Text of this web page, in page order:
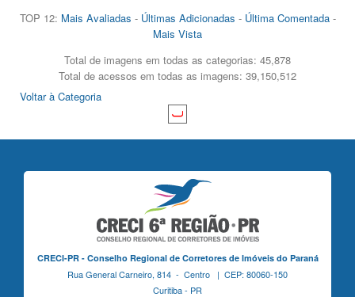
TOP 12: Mais Avaliadas - Últimas Adicionadas - Última Comentada-
Mais Vista
Total de imagens em todas as categorias: 45,878
Total de acessos em todas as imagens: 39,150,512
Voltar à Categoria
CRECI-PR - Conselho Regional de Corretores de Imóveis do Paraná
Rua General Carneiro, 814 - Centro | CEP: 80060-150
Curitiba - PR